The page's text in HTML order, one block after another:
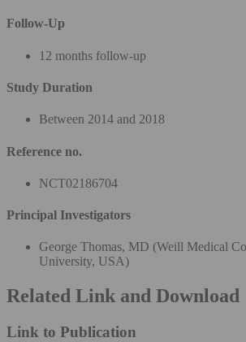
Follow-Up
12 months follow‐up
Study Duration
Between 2014 and 2018
Reference no.
NCT02186704
Principal Investigators
George Thomas, MD (Weill Medical
University, USA)
Related Link and Download
Link to Publication